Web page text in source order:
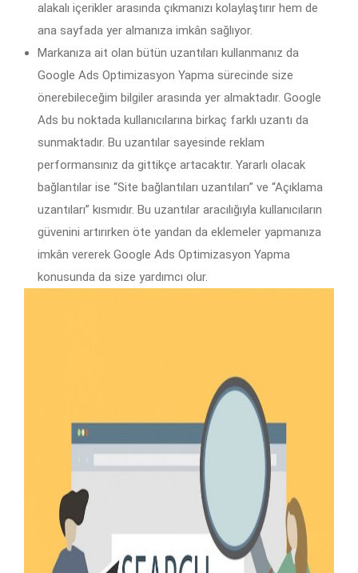
alakalı içerikler arasında çıkmanızı kolaylaştırır hem de
ana sayfada yer almanıza imkân sağlıyor.
Markanıza ait olan bütün uzantıları kullanmanız da
Google Ads Optimizasyon Yapma sürecinde size
önerebileceğim bilgiler arasında yer almaktadır. Google
Ads bu noktada kullanıcılarına birkaç farklı uzantı da
sunmaktadır. Bu uzantılar sayesinde reklam
performansınız da gittikçe artacaktır. Yararlı olacak
bağlantılar ise “Site bağlantıları uzantıları” ve “Açıklama
uzantıları” kısmıdır. Bu uzantılar aracılığıyla kullanıcıların
güvenini artırırken öte yandan da eklemeler yapmanıza
imkân vererek Google Ads Optimizasyon Yapma
konusunda da size yardımcı olur.